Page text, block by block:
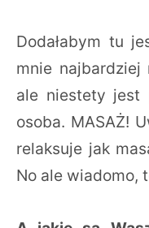
Dodałabym tu
mnie najbardziej
ale niestety jest
osoba. MASAŻ!
relaksuje jak
No ale wiadomo,